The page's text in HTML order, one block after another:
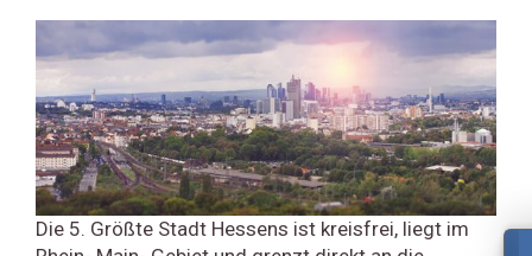
Die 5. Größte Stadt Hessens ist kreisfrei, liegt im